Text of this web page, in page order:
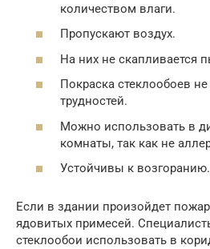
количеством влаги.
Пропускают воздух.
На них не скапливается
Покраска стеклообоев
трудностей.
Можно использовать в
комнаты, так как не
Устойчивы к возгоранию.
Если в здании произойдет
ядовитых примесей.
стеклообои использовать в